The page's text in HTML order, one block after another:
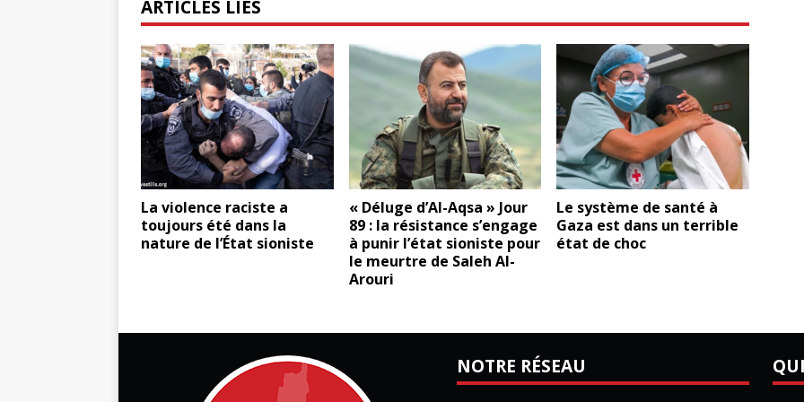
ARTICLES LIÉS
La violence raciste a
toujours été dans la
nature de l’État sioniste
« Déluge d’Al-Aqsa » Jour
89 : la résistance s’engage
à punir l’état sioniste pour
le meurtre de Saleh Al-
Arouri
Le système de santé à
Gaza est dans un terrible
état de choc
NOTRE RÉSEAU